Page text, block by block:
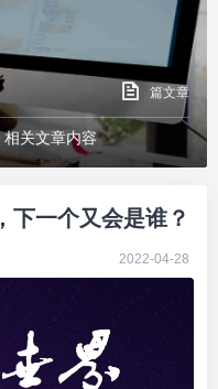
篇文章
关文章内容
下一个又会是谁？
2022-04-28